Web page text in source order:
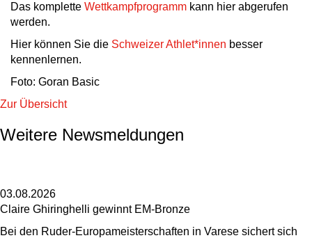
Das komplette Wettkampfprogramm kann hier abgerufen
werden.
Hier können Sie die Schweizer Athlet*innen besser
kennenlernen.
Foto: Goran Basic
Zur Übersicht
Weitere Newsmeldungen
03.08.2026
Claire Ghiringhelli gewinnt EM-Bronze
Bei den Ruder-Europameisterschaften in Varese sichert sich